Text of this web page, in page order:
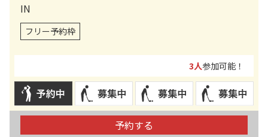
IN
フリー予約枠
3人参加可能！
予約する